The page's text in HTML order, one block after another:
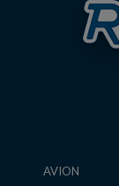
AVION